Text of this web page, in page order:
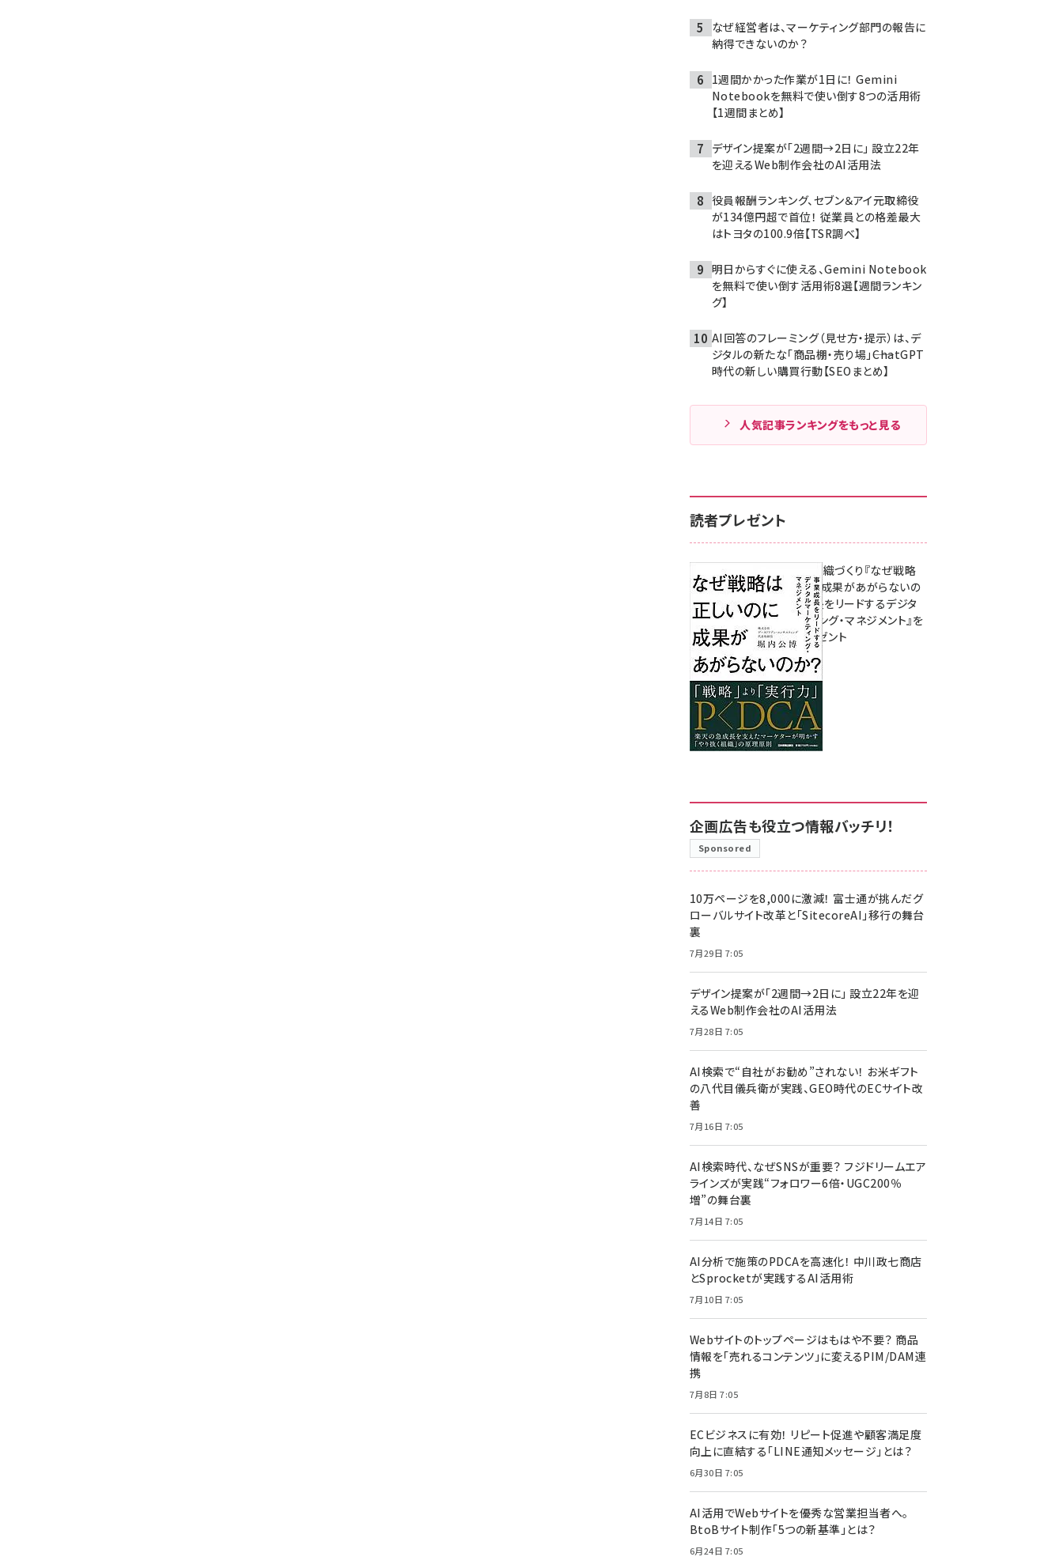
なぜ経営者は、マーケティング部門の報告に
納得できないのか？
1週間かかった作業が1日に！ Gemini
Notebookを無料で使い倒す8つの活用術
【1週間まとめ】
デザイン提案が「2週間→2日に」 設立22年
を迎えるWeb制作会社のAI活用法
役員報酬ランキング、セブン＆アイ元取締役
が134億円超で首位！ 従業員との格差最大
はトヨタの100.9倍【TSR調べ】
明日からすぐに使える、Gemini Notebook
を無料で使い倒す活用術8選【週間ランキン
グ】
AI回答のフレーミング（見せ方・提示）は、デ
ジタルの新たな「商品棚・売り場」――ChatGPT
時代の新しい購買行動【SEOまとめ】
人気記事ランキングをもっと見る
読者プレゼント
成果を生む組織づくり『なぜ戦略
は正しいのに成果があがらないの
か？ 事業成長をリードするデジタ
ルマーケティング・マネジメント』を
3名様にプレゼント
8月7日 10:00
企画広告も役立つ情報バッチリ！
Sponsored
10万ページを8,000に激減！ 富士通が挑んだグ
ローバルサイト改革と「SitecoreAI」移行の舞台
裏
7月29日 7:05
デザイン提案が「2週間→2日に」 設立22年を迎
えるWeb制作会社のAI活用法
7月28日 7:05
AI検索で“自社がお勧め”されない！ お米ギフト
の八代目儀兵衛が実践、GEO時代のECサイト改
善
7月16日 7:05
AI検索時代、なぜSNSが重要？ フジドリームエア
ラインズが実践“フォロワー6倍・UGC200％
増”の舞台裏
7月14日 7:05
AI分析で施策のPDCAを高速化！ 中川政七商店
とSprocketが実践するAI活用術
7月10日 7:05
Webサイトのトップページはもはや不要？ 商品
情報を「売れるコンテンツ」に変えるPIM/DAM連
携
7月8日 7:05
ECビジネスに有効！ リピート促進や顧客満足度
向上に直結する「LINE通知メッセージ」とは？
6月30日 7:05
AI活用でWebサイトを優秀な営業担当者へ。
BtoBサイト制作「5つの新基準」とは？
6月24日 7:05